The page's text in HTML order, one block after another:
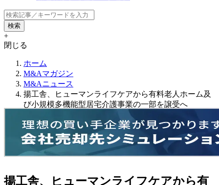
+
閉じる
ホーム
M&Aマガジン
M&Aニュース
揚工舎、ヒューマンライフケアから有料老人ホーム及
び小規模多機能型居宅介護事業の一部を譲受へ
揚工舎、ヒューマンライフケアから有